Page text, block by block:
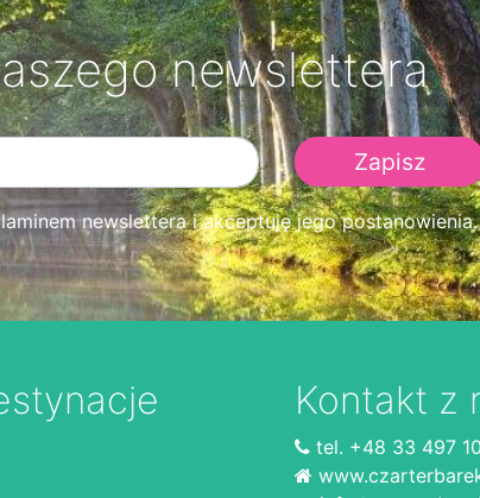
newslettera
newslettera i akceptuję jego postanowienia.
Kontakt z
tel. +48 33 497